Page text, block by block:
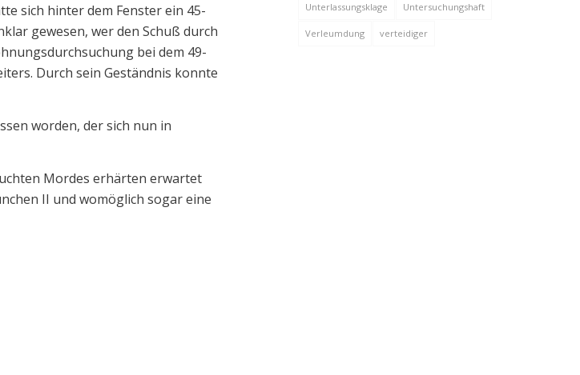
sich hinter dem Fenster ein 45-
gewesen, wer den Schuß durch
bei dem 49-
Durch sein Geständnis konnte
worden, der sich nun in
Mordes erhärten erwartet
II und womöglich sogar eine
Unterlassungsklage Untersuchungshaft
Verleumdung verteidiger